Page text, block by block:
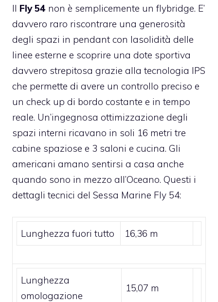
Il Fly 54 non è semplicemente un flybridge. E’
davvero raro riscontrare una generosità
degli spazi in pendant con lasolidità delle
linee esterne e scoprire una dote sportiva
davvero strepitosa grazie alla tecnologia IPS
che permette di avere un controllo preciso e
un check up di bordo costante e in tempo
reale. Un’ingegnosa ottimizzazione degli
spazi interni ricavano in soli 16 metri tre
cabine spaziose e 3 saloni e cucina. Gli
americani amano sentirsi a casa anche
quando sono in mezzo all’Oceano. Questi i
dettagli tecnici del Sessa Marine Fly 54:
Lunghezza fuori tutto 16,36 m
Lunghezza
omologazione
15,07 m